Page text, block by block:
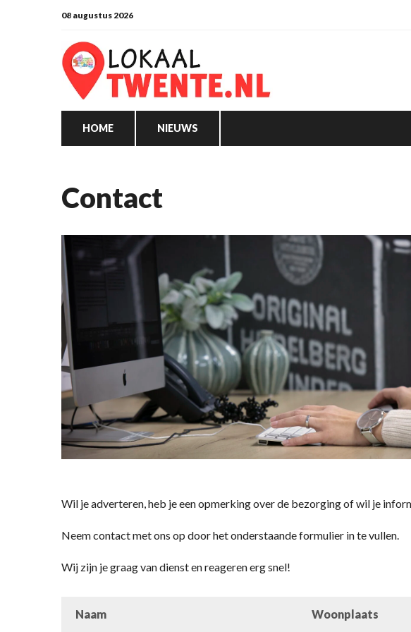
08 augustus 2026
HOME NIEUWS
Contact
Wil je adverteren, heb je een opmerking over de bezorging of wil je
Neem contact met ons op door het onderstaande formulier in te vullen.
Wij zijn je graag van dienst en reageren erg snel!
Naam Woonplaats